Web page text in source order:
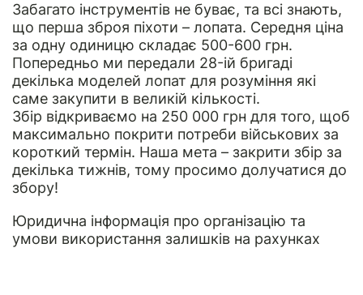
Забагато інструментів не буває, та всі знають,
що перша зброя піхоти – лопата. Середня ціна
за одну одиницю складає 500-600 грн.
Попередньо ми передали 28-ій бригаді
декілька моделей лопат для розуміння які
саме закупити в великій кількості.
Збір відкриваємо на 250 000 грн для того, щоб
максимально покрити потреби військових за
короткий термін. Наша мета – закрити збір за
декілька тижнів, тому просимо долучатися до
збору!
Юридична інформація про організацію та
умови використання залишків на рахунках